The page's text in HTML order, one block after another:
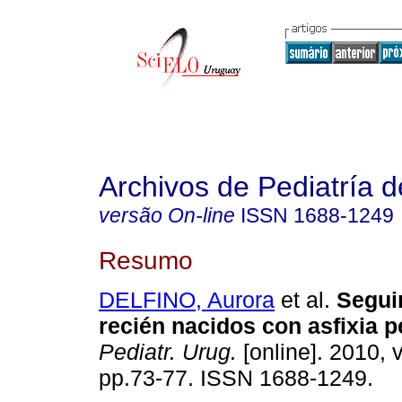
Archivos de Pediatría
versão On-line ISSN 1688-1249
Resumo
DELFINO, Aurora et al.
recién nacidos con asfixia
Pediatr. Urug. [online]. 2010,
pp.73-77. ISSN 1688-1249.